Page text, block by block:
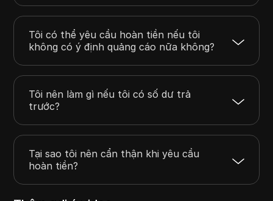
Tôi có thể yêu cầu hoàn tiền nếu tôi
không có ý định quảng cáo nữa không?
Tôi nên làm gì nếu tôi có số dư trả
trước?
Tại sao tôi nên cẩn thận khi yêu cầu
hoàn tiền?